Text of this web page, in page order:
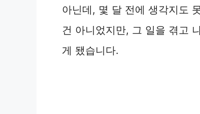
아닌데, 몇 달 전에 생각지도
건 아니었지만, 그 일을 겪고
게 됐습니다.